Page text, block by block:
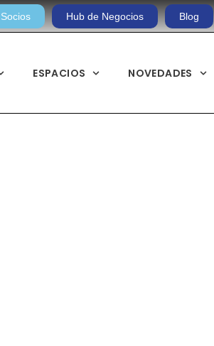
Hub de Negocios Blog
ESPACIOS NOVEDADES